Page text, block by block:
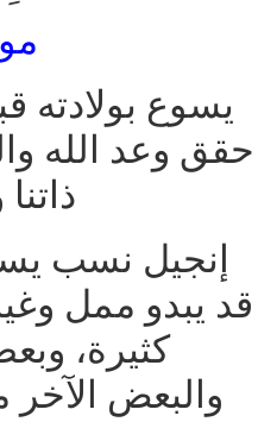
يسوع بولادته
حقق وعد الله
قد يبدو ممل
كثيرة،
والبعض الآخر